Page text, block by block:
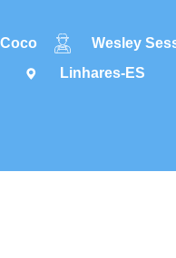
Coco
Wesley
Linhares-ES